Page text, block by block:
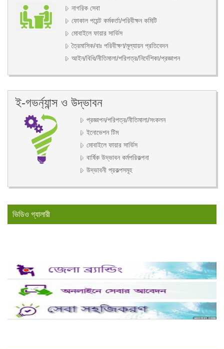
নাগরিক সেবা
ফোকাল পয়েন্ট কর্মকর্তা/পরিবীক্ষন কমিটি
মোবাইলে ফায়ার সার্ভিস
ত্রৈমাসিক/বাঃ পরিবীক্ষণ/মূল্যায়ন প্রতিবেদন
আইন/বিধি/নীতিমালা/পরিপত্র/নির্দেশিকা/প্রজ্ঞাপন
ই-গভর্ন্যান্স ও উদ্ভাবন
প্রজ্ঞাপন/পরিপত্র/নীতিমালা/সংকলন
ইনোভেশন টিম
মোবাইলে ফায়ার সার্ভিস
বার্ষিক উদ্ভাবন কর্মপরিকল্পনা
উদ্ভাবনী প্রকল্পসমূহ
ভিডিও গ্যালারী